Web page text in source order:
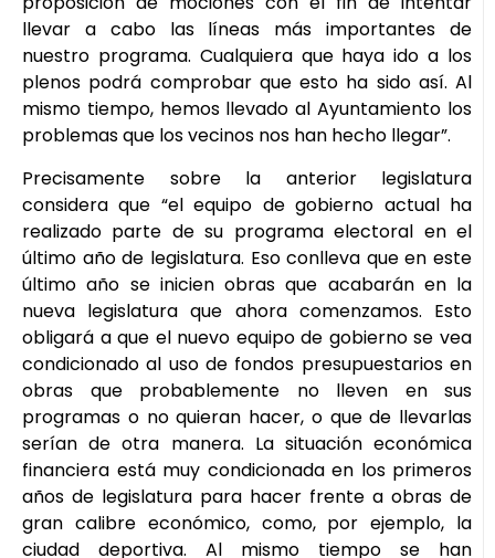
llevar a cabo las líneas más importantes de
nuestro programa. Cualquiera que haya ido a los
plenos podrá comprobar que esto ha sido así. Al
mismo tiempo, hemos llevado al Ayuntamiento los
problemas que los vecinos nos han hecho llegar”.
Precisamente sobre la anterior legislatura
considera que “el equipo de gobierno actual ha
realizado parte de su programa electoral en el
último año de legislatura. Eso conlleva que en este
último año se inicien obras que acabarán en la
nueva legislatura que ahora comenzamos. Esto
obligará a que el nuevo equipo de gobierno se vea
condicionado al uso de fondos presupuestarios en
obras que probablemente no lleven en sus
programas o no quieran hacer, o que de llevarlas
serían de otra manera. La situación económica
financiera está muy condicionada en los primeros
años de legislatura para hacer frente a obras de
gran calibre económico, como, por ejemplo, la
ciudad deportiva. Al mismo tiempo se han